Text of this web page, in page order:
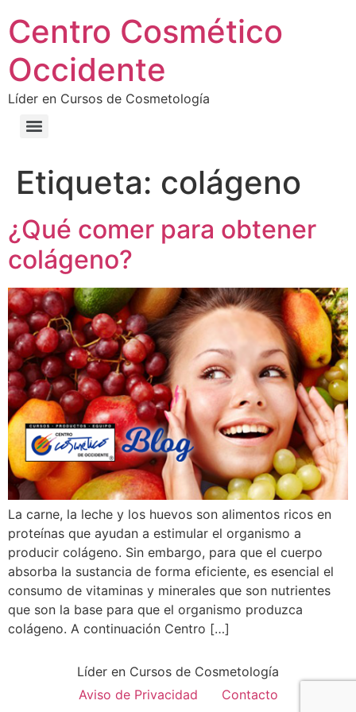
Centro Cosmético
Occidente
Líder en Cursos de Cosmetología
Etiqueta: colágeno
¿Qué comer para obtener
colágeno?
La carne, la leche y los huevos son alimentos ricos en
proteínas que ayudan a estimular el organismo a
producir colágeno. Sin embargo, para que el cuerpo
absorba la sustancia de forma eficiente, es esencial el
consumo de vitaminas y minerales que son nutrientes
que son la base para que el organismo produzca
colágeno. A continuación Centro […]
Líder en Cursos de Cosmetología
Aviso de Privacidad
Contacto